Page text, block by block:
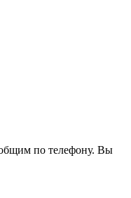
по телефону. Вы